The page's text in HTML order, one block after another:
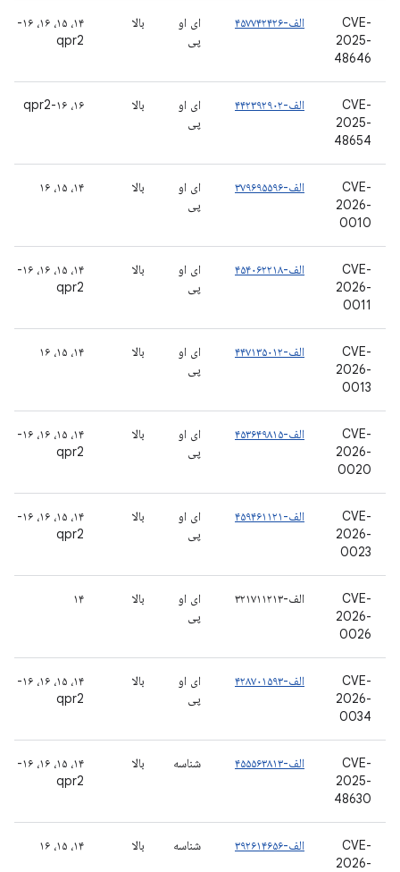
CVE-
2025-
48646
الف-۴۵۷۷۴۲۴۲۶
ای او
پی
بالا
۱۴، ۱۵، ۱۶، ۱۶-
qpr2
CVE-
2025-
48654
الف-۴۴۲۳۹۲۹۰۲
ای او
پی
بالا ۱۶، ۱۶-qpr2
CVE-
2026-
0010
الف-۳۷۹۶۹۵۵۹۶
ای او
پی
بالا ۱۴، ۱۵، ۱۶
CVE-
2026-
0011
الف-۴۵۴۰۶۲۲۱۸
ای او
پی
بالا
۱۴، ۱۵، ۱۶، ۱۶-
qpr2
CVE-
2026-
0013
الف-۴۴۷۱۳۵۰۱٢
ای او
پی
بالا ۱۴، ۱۵، ۱۶
CVE-
2026-
0020
الف-۴۵۳۶۴۹۸۱۵
ای او
پی
بالا
۱۴، ۱۵، ۱۶، ۱۶-
qpr2
CVE-
2026-
0023
الف-۴۵۹۴۶۱۱۲۱
ای او
پی
بالا
۱۴، ۱۵، ۱۶، ۱۶-
qpr2
CVE-
2026-
0026
الف-۳۲۱۷۱۱۲۱۳
ای او
پی
بالا ۱۴
CVE-
2026-
0034
الف-۴۲۸۷۰۱۵۹۳
ای او
پی
بالا
۱۴، ۱۵، ۱۶، ۱۶-
qpr2
CVE-
2025-
48630
الف-۴۵۵۵۶۳۸۱۳ شناسه بالا
۱۴، ۱۵، ۱۶، ۱۶-
qpr2
CVE-
2026-
الف-۳۹۲۶۱۴۶۵۶ شناسه بالا ۱۴، ۱۵، ۱۶